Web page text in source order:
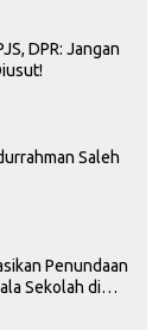
DPR: Jangan
Saleh
Penundaan
Sekolah di